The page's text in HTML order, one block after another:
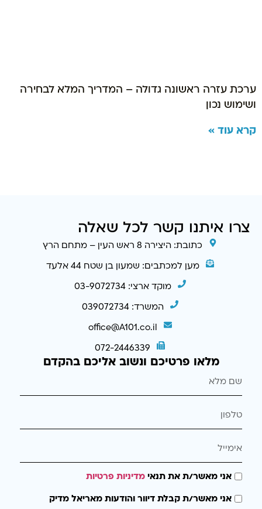
ערכת עזרה ראשונה גדולה – המדריך המלא לבחירה
ושימוש נכון
קרא עוד »
צרו איתנו קשר לכל שאלה
כתובת: היצירה 8 ראש העין – מתחם הרץ
מען למכתבים: שמעון בן שטח 44 אלעד
מוקד ארצי: 03-9072734
המשרד: 039072734
office@A101.co.il
072-2446339
מלאו פרטיכם ונשוב אליכם בהקדם
אני מאשר/ת את תנאימדיניות פרטיות
אני מאשר/ת קבלת דיוור והודעות מאריאל מדיק